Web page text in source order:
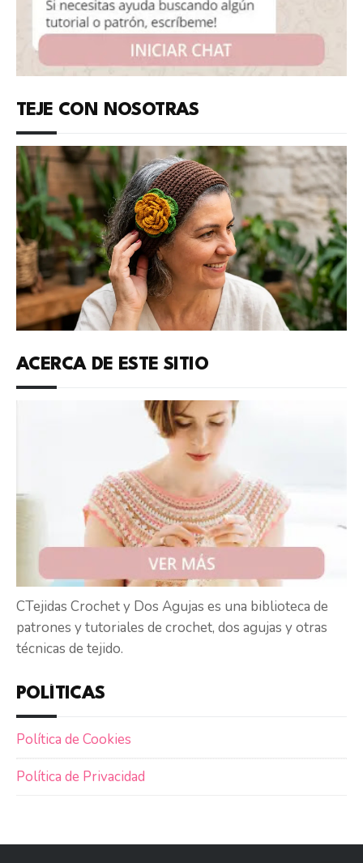
TEJE CON NOSOTRAS
ACERCA DE ESTE SITIO
CTejidas Crochet y Dos Agujas es una biblioteca de
patrones y tutoriales de crochet, dos agujas y otras
técnicas de tejido.
POLÍTICAS
Política de Cookies
Política de Privacidad